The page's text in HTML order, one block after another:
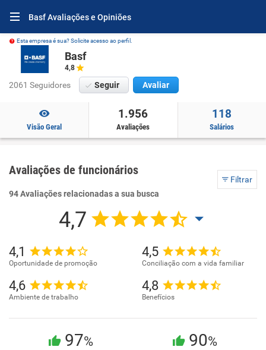
Basf Avaliações e Opiniões
Esta empresa é sua? Solicite acesso ao perfil.
Basf
4,8
2061 Seguidores Seguir Avaliar
Visão Geral
1.956
Avaliações
118
Salários
Avaliações de funcionários
Filtrar
94 Avaliações relacionadas a sua busca
4,7
4,1
Oportunidade de promoção
4,5
Conciliação com a vida familiar
4,6
Ambiente de trabalho
4,8
Benefícios
97% 90%